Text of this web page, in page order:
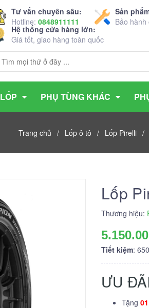
Tư vấn chuyên sâu:
Hotline: 0848911111
Sản
Bảo
Hệ thống cửa hàng lớn:
Giá tốt, giao hàng toàn quốc
LỐP PHỤ TÙNG KHÁC
Trang chủ / Lốp ô tô / Lốp Pirelli /
Lốp
Thương hiệu:
Tiết kiệm:
ƯU
Tặng 01